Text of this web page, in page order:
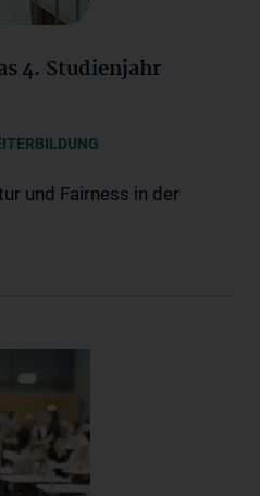
4. Studienjahr
und Fairness in der